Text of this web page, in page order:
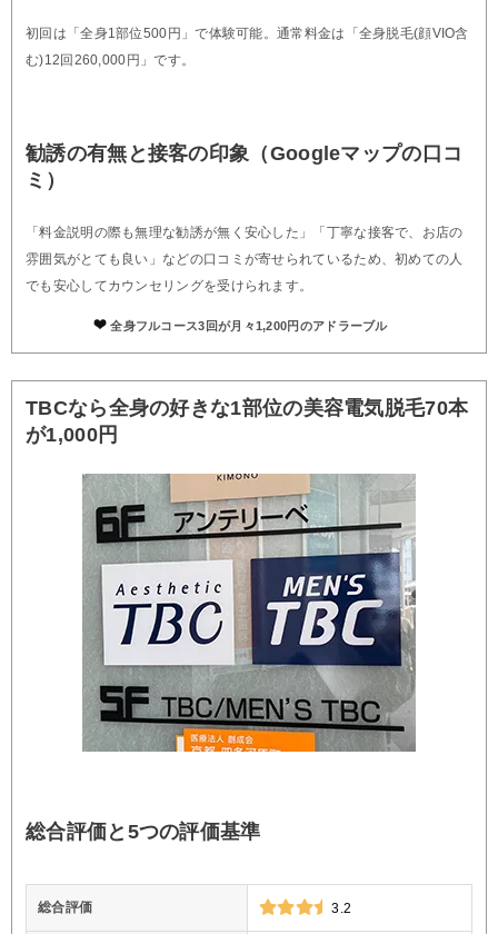
初回は「全身1部位500円」で体験可能。通常料金は「全身脱毛(顔VIO含
む)12回260,000円」です。
勧誘の有無と接客の印象（Googleマップの口コ
ミ）
「料金説明の際も無理な勧誘が無く安心した」「丁寧な接客で、お店の
雰囲気がとても良い」などの口コミが寄せられているため、初めての人
でも安心してカウンセリングを受けられます。
全身フルコース3回が月々1,200円のアドラーブル
TBCなら全身の好きな1部位の美容電気脱毛70本
が1,000円
総合評価と5つの評価基準
総合評価 3.2